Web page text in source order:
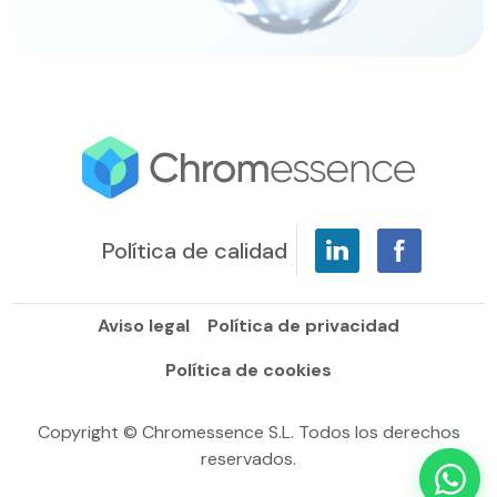
Política de calidad
Copyright © Chromessence S.L. Todos los derechos
reservados.
Aviso legal
Política de privacidad
Política de cookies